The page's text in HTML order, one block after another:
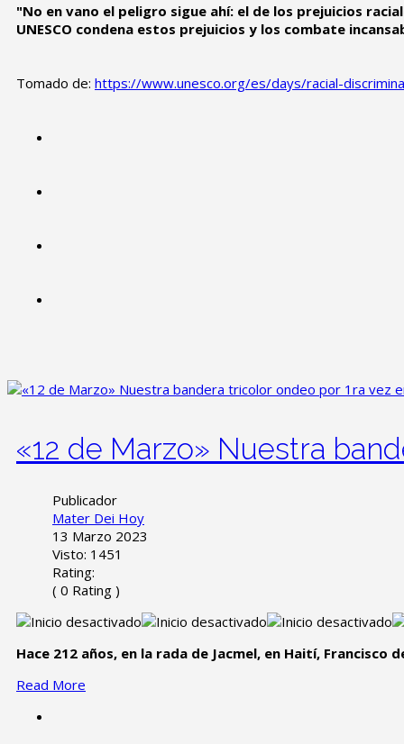
"No en vano el peligro sigue ahí: el de los prejuicios
UNESCO condena estos prejuicios y los combate
Tomado de: https://www.unesco.org/es/days/racial-
«12 de Marzo» Nuestra
Publicador
Mater Dei Hoy
13 Marzo 2023
Visto: 1451
Rating:
( 0 Rating )
Hace 212 años, en la rada de Jacmel, en Haití, Francisco
Read More